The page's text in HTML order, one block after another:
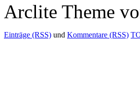
Arclite Theme
Einträge (RSS) und Kommentare (RSS)